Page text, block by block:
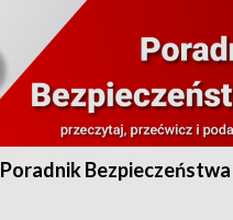
Poradnik Bezpieczeństwa